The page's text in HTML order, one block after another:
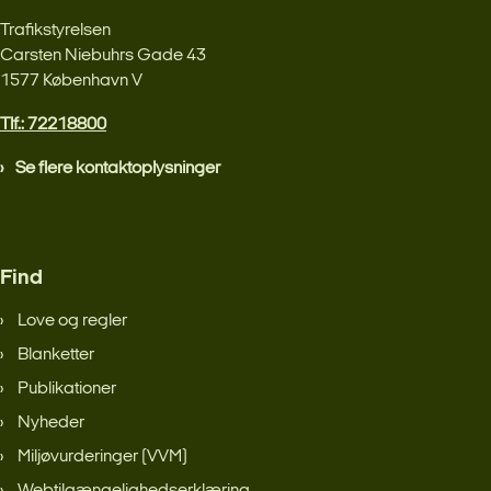
Trafikstyrelsen
Carsten Niebuhrs Gade 43
1577 København V
Tlf.: 72218800
Se flere kontaktoplysninger
Find
Love og regler
Blanketter
Publikationer
Nyheder
Miljøvurderinger (VVM)